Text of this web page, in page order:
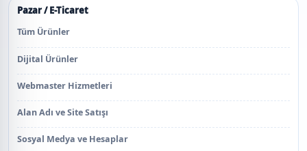
Pazar / E-Ticaret
Tüm Ürünler
Dijital Ürünler
Webmaster Hizmetleri
Alan Adı ve Site Satışı
Sosyal Medya ve Hesaplar